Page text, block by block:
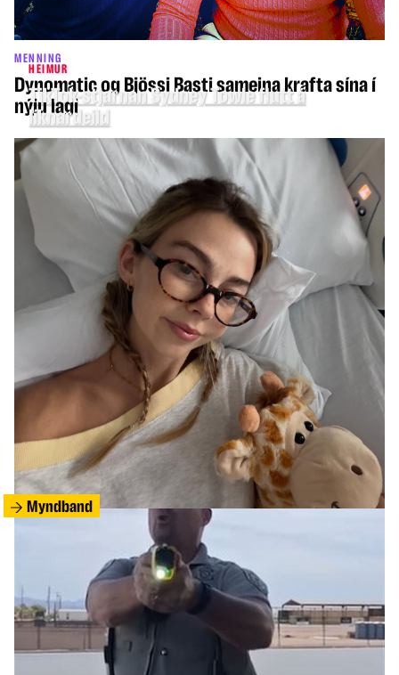
MENNING
Dynomatic og Bjössi Basti sameina krafta sína í
nýju lagi
HEIMUR
TikTok-stjarnan Sydney Towle flutt á
líknardeild
Mæðgur grunaðar um fjöldamorð og sjálfsvíg
Myndband